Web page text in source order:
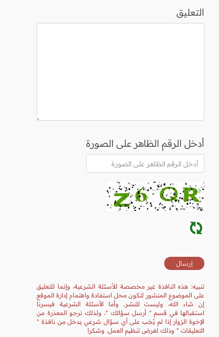
التعليق
أدخل الرقم الظاهر على الصورة
تنبيه: هذه النافذة غير مخصصة للأسئلة الشرعية، وإنما للتعليق
على الموضوع المنشور لتكون محل استفادة واهتمام إدارة الموقع
إن شاء الله، وليست للنشر. وأما الأسئلة الشرعية فيسرنا
استقبالها في قسم " أرسل سؤالك "، ولذلك نرجو المعذرة من
الإخوة الزوار إذا لم يُجَب على أي سؤال شرعي يدخل من نافذة "
التعليقات " وذلك لغرض تنظيم العمل. وشكرا